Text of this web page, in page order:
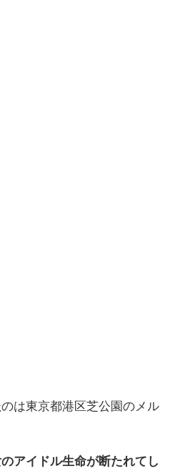
のは東京都港区芝公園のメル
アイドル生命が断たれてし